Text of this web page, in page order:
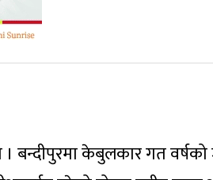
बन्दीपुरमा केबुलकार गत